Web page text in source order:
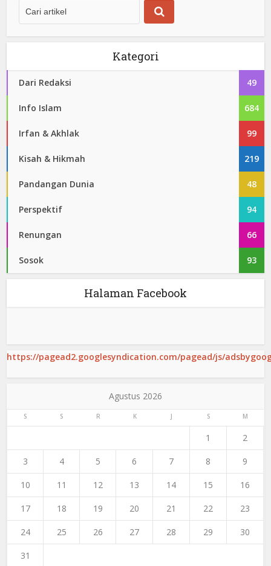
Kategori
Dari Redaksi 49
Info Islam 684
Irfan & Akhlak 99
Kisah & Hikmah 219
Pandangan Dunia 48
Perspektif 94
Renungan 66
Sosok 93
Halaman Facebook
https://pagead2.googlesyndication.com/pagead/js/
Agustus 2026
S S R K J S M
1 2
3 4 5 6 7 8 9
10 11 12 13 14 15 16
17 18 19 20 21 22 23
24 25 26 27 28 29 30
31